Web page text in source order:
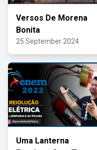
Versos De Morena
Bonita
25 September 2024
Uma Lanterna